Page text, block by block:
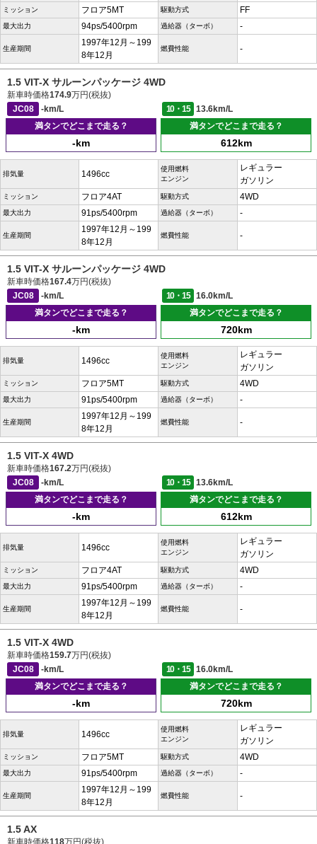
ミッション フロア5MT 駆動方式 FF
最大出力 94ps/5400rpm 過給器（ターボ） -
生産期間
1997年12月～199
8年12月
燃費性能 -
1.5 VIT-X サルーンパッケージ 4WD
新車時価格174.9万円(税抜)
JC08
-km/L 10・15
13.6km/L
満タンでどこまで走る？
-km
満タンでどこまで走る？
612km
排気量 1496cc
使用燃料
エンジン
レギュラー
ガソリン
ミッション フロア4AT 駆動方式 4WD
最大出力 91ps/5400rpm 過給器（ターボ） -
生産期間
1997年12月～199
8年12月
燃費性能 -
1.5 VIT-X サルーンパッケージ 4WD
新車時価格167.4万円(税抜)
JC08
-km/L 10・15
16.0km/L
満タンでどこまで走る？
-km
満タンでどこまで走る？
720km
排気量 1496cc
使用燃料
エンジン
レギュラー
ガソリン
ミッション フロア5MT 駆動方式 4WD
最大出力 91ps/5400rpm 過給器（ターボ） -
生産期間
1997年12月～199
8年12月
燃費性能 -
1.5 VIT-X 4WD
新車時価格167.2万円(税抜)
JC08
-km/L 10・15
13.6km/L
満タンでどこまで走る？
-km
満タンでどこまで走る？
612km
排気量 1496cc
使用燃料
エンジン
レギュラー
ガソリン
ミッション フロア4AT 駆動方式 4WD
最大出力 91ps/5400rpm 過給器（ターボ） -
生産期間
1997年12月～199
8年12月
燃費性能 -
1.5 VIT-X 4WD
新車時価格159.7万円(税抜)
JC08
-km/L 10・15
16.0km/L
満タンでどこまで走る？
-km
満タンでどこまで走る？
720km
排気量 1496cc
使用燃料
エンジン
レギュラー
ガソリン
ミッション フロア5MT 駆動方式 4WD
最大出力 91ps/5400rpm 過給器（ターボ） -
生産期間
1997年12月～199
8年12月
燃費性能 -
1.5 AX